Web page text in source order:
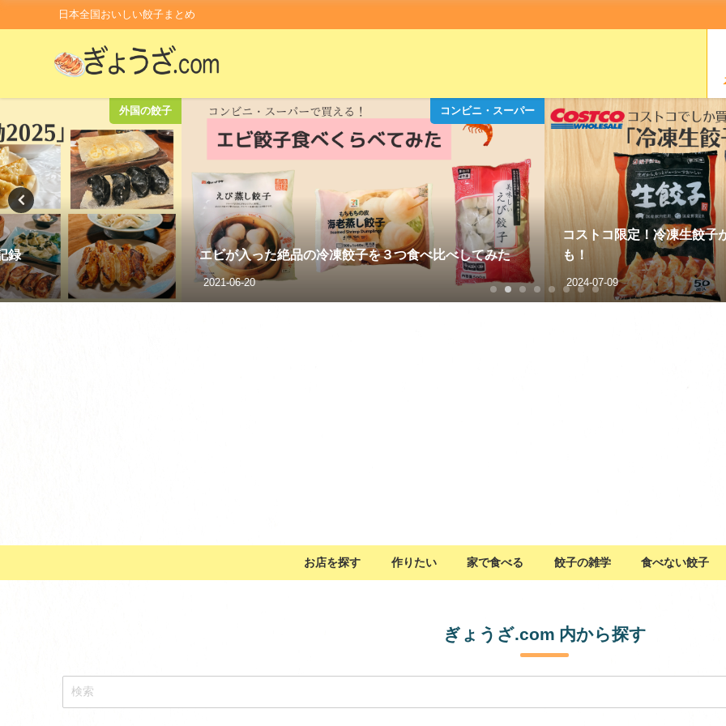
日本全国おいしい餃子まとめ
外国の餃子
録
コンビニ・スーパー
エビが入った絶品の冷凍餃子を３つ食べ比べしてみた
2021-06-20
コストコ限定！冷凍生餃子
も！
2024-07-09
お店を探す 作りたい 家で食べる 餃子の雑学 食べない餃子
ぎょうざ.com 内から探す